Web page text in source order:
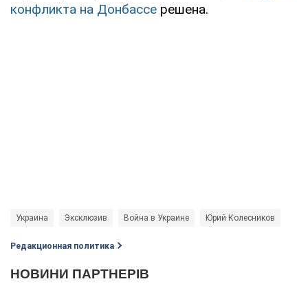
конфликта на Донбассе решена.
Украина Эксклюзив Война в Украине Юрий Колесников
Редакционная политика